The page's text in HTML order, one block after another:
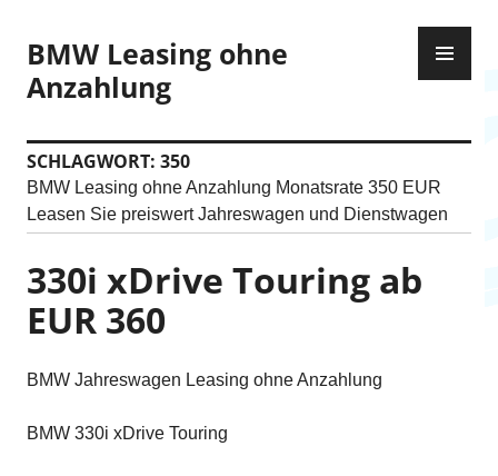
m
I
h
a
l
t
p
r
i
g
n
BMW Leasing ohne
Anzahlung
SCHLAGWORT: 350
BMW Leasing ohne Anzahlung Monatsrate 350 EUR
Leasen Sie preiswert Jahreswagen und Dienstwagen
330i xDrive Touring ab
EUR 360
BMW Jahreswagen Leasing ohne Anzahlung
BMW 330i xDrive Touring